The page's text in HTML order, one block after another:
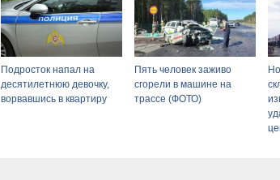
Подросток напал на
десятилетнюю девочку,
ворвавшись в квартиру
Пять человек заживо
сгорели в машине на
трассе (ФОТО)